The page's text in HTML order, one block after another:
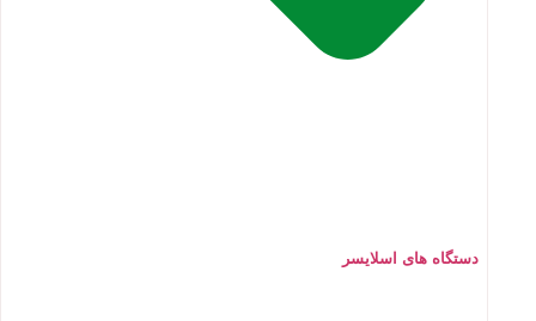
دستگاه های اسلایسر